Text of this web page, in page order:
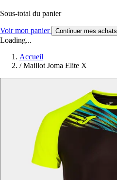
Sous-total du panier
Voir mon panier Continuer mes achats
Loading...
Accueil
/ Maillot Joma Elite X